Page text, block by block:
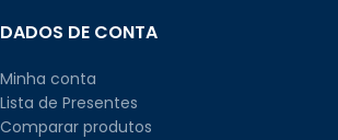
DADOS DE CONTA
Minha conta
Lista de Presentes
Comparar produtos